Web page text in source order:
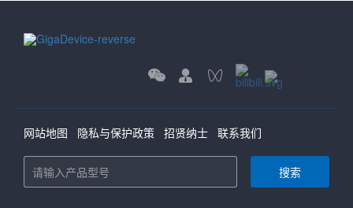
网站地图 隐私与保护政策 招贤纳士 联系我们
搜索